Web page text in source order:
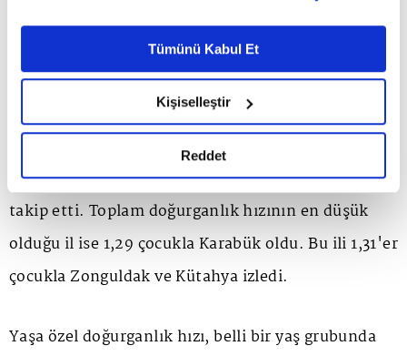
Ayarlar butonuna tıklayabilir,Çerez Bilgilendirme
Metnimizi ziyaret edebilirsiniz.
6698 sayılı Kişisel Verilerin Korunması Kanunu uyarınca
okumak ve sitemizi ziyaretiniz kapsamında
gerçekleştirilen veri işleme faaliyetleri ile ilgili daha
detaylı bilgi almak için lütfentıklayınız.
Tümünü Kabul Et
Kişiselleştir
Reddet
durum doğurganlığın, nüfusun yenilenme düzeyi
olan 2,10'un altında kaldığını gösterdi.
Toplam doğurganlık hızının en yüksek olduğu il
2020 yılında 3,71 çocuk ile Şanlıurfa oldu. Bu ili
3,22 çocuk ile Şırnak, 2,88'er çocuk ile Ağrı ve Siirt
takip etti. Toplam doğurganlık hızının en düşük
olduğu il ise 1,29 çocukla Karabük oldu. Bu ili 1,31'er
çocukla Zonguldak ve Kütahya izledi.
Yaşa özel doğurganlık hızı, belli bir yaş grubunda